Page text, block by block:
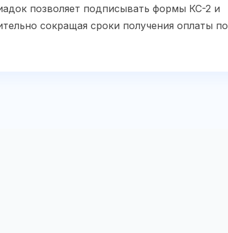
позволяет подписывать формы КС-2 и
сокращая сроки получения оплаты по